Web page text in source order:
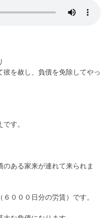
を赦し、負債を免除してやっ
す。
ある家来が連れて来られま
０００日分の労賃）です。